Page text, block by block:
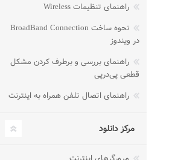
راهنمای تنظیمات Wireless
نحوه ساخت BroadBand Connection
در ویندوز
راهنمای بررسی و برطرف کردن مشکل
قطعی پی‌در‌پی
راهنمای اتصال تلفن همراه به اینترنت
مرکز دانلود